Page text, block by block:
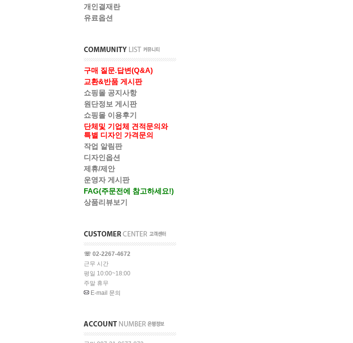
개인결재란
유료옵션
구매 질문.답변(Q&A)
교환&반품 게시판
쇼핑몰 공지사항
원단정보 게시판
쇼핑몰 이용후기
단체및 기업체 견적문의와
특별 디자인 가격문의
작업 알림판
디자인옵션
제휴/제안
운영자 게시판
FAG(주문전에 참고하세요!)
상품리뷰보기
☏ 02-2267-4672
근무 시간
평일 10:00~18:00
주말 휴무
E-mail 문의